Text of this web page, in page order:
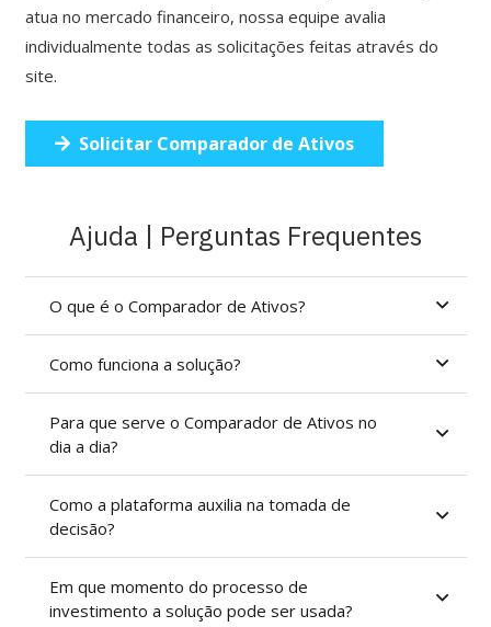
atua no mercado financeiro, nossa equipe avalia
individualmente todas as solicitações feitas através do
site.
Solicitar Comparador de Ativos
Ajuda | Perguntas Frequentes
O que é o Comparador de Ativos?
Como funciona a solução?
Para que serve o Comparador de Ativos no
dia a dia?
Como a plataforma auxilia na tomada de
decisão?
Em que momento do processo de
investimento a solução pode ser usada?